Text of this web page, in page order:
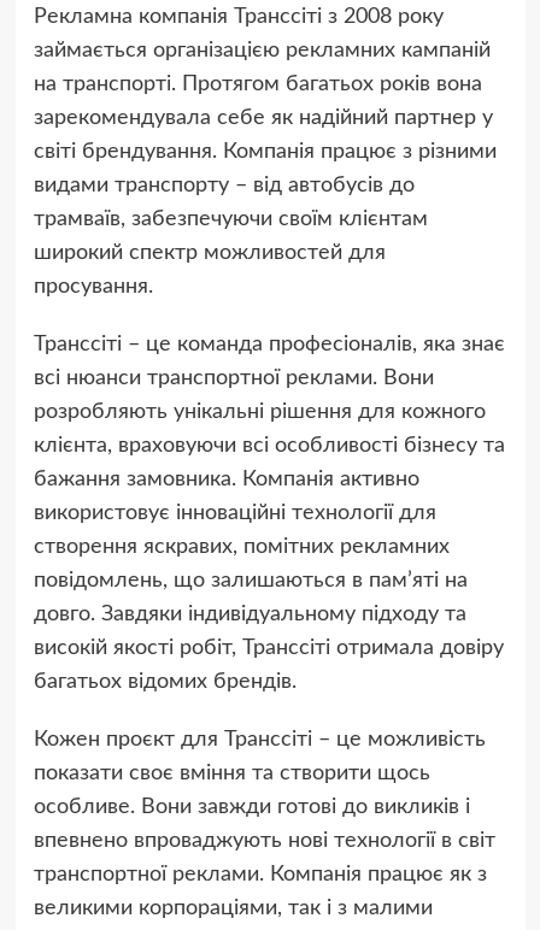
Рекламна компанія Транссіті з 2008 року
займається організацією рекламних кампаній
на транспорті. Протягом багатьох років вона
зарекомендувала себе як надійний партнер у
світі брендування. Компанія працює з різними
видами транспорту – від автобусів до
трамваїв, забезпечуючи своїм клієнтам
широкий спектр можливостей для
просування.
Транссіті – це команда професіоналів, яка знає
всі нюанси транспортної реклами. Вони
розробляють унікальні рішення для кожного
клієнта, враховуючи всі особливості бізнесу та
бажання замовника. Компанія активно
використовує інноваційні технології для
створення яскравих, помітних рекламних
повідомлень, що залишаються в пам’яті на
довго. Завдяки індивідуальному підходу та
високій якості робіт, Транссіті отримала довіру
багатьох відомих брендів.
Кожен проєкт для Транссіті – це можливість
показати своє вміння та створити щось
особливе. Вони завжди готові до викликів і
впевнено впроваджують нові технології в світ
транспортної реклами. Компанія працює як з
великими корпораціями, так і з малими